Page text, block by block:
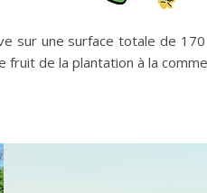
sur une surface totale de
de la plantation à la